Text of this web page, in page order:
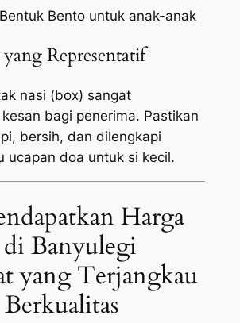
Bento untuk anak-anak
Representatif
nasi (box) sangat
bagi penerima. Pastikan
bersih, dan dilengkapi
ucapan doa untuk si kecil.
Harga
Banyulegi
yang Terjangkau